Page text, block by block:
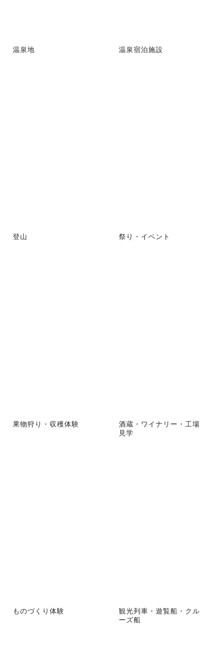
温泉地 温泉宿泊施設
登山 祭り・イベント
果物狩り・収穫体験
酒蔵・ワイナリー・工場
見学
ものづくり体験
観光列車・遊覧船・クル
ーズ船